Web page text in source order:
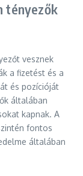
tényezők
vesznek
a fizetést és a
és pozícióját
általában
kapnak. A
fontos
általában